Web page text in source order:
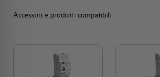
Accessori e prodotti compatibili